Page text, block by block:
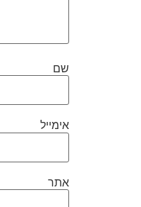
שם
אימייל
אתר